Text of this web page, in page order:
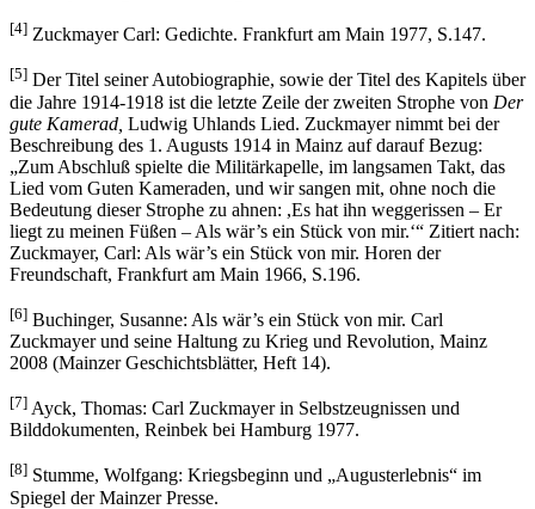
[4] Zuckmayer Carl: Gedichte. Frankfurt am Main 1977, S.147.
[5] Der Titel seiner Autobiographie, sowie der Titel des Kapitels über
die Jahre 1914-1918 ist die letzte Zeile der zweiten Strophe von Der
gute Kamerad, Ludwig Uhlands Lied. Zuckmayer nimmt bei der
Beschreibung des 1. Augusts 1914 in Mainz auf darauf Bezug:
„Zum Abschluß spielte die Militärkapelle, im langsamen Takt, das
Lied vom Guten Kameraden, und wir sangen mit, ohne noch die
Bedeutung dieser Strophe zu ahnen: ,Es hat ihn weggerissen – Er
liegt zu meinen Füßen – Als wär’s ein Stück von mir.‘“ Zitiert nach:
Zuckmayer, Carl: Als wär’s ein Stück von mir. Horen der
Freundschaft, Frankfurt am Main 1966, S.196.
[6] Buchinger, Susanne: Als wär’s ein Stück von mir. Carl
Zuckmayer und seine Haltung zu Krieg und Revolution, Mainz
2008 (Mainzer Geschichtsblätter, Heft 14).
[7] Ayck, Thomas: Carl Zuckmayer in Selbstzeugnissen und
Bilddokumenten, Reinbek bei Hamburg 1977.
[8] Stumme, Wolfgang: Kriegsbeginn und „Augusterlebnis“ im
Spiegel der Mainzer Presse.